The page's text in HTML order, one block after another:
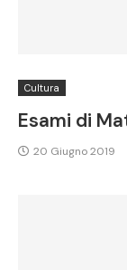
Cultura
Esami di
20 Giugno 2019